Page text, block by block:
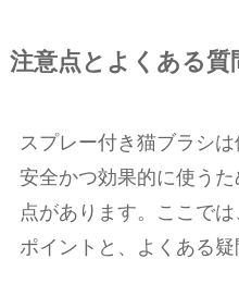
注意点とよくある質
スプレー付き猫ブラシは
安全かつ効果的に使う
点があります。ここで
ポイントと、よくある疑